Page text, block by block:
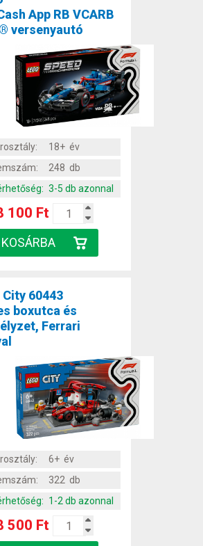
App RB VCARB
versenyautó
18+ év
248 db
3-5 db azonnal
100 Ft
City 60443
boxutca és
Ferrari
6+ év
322 db
1-2 db azonnal
500 Ft